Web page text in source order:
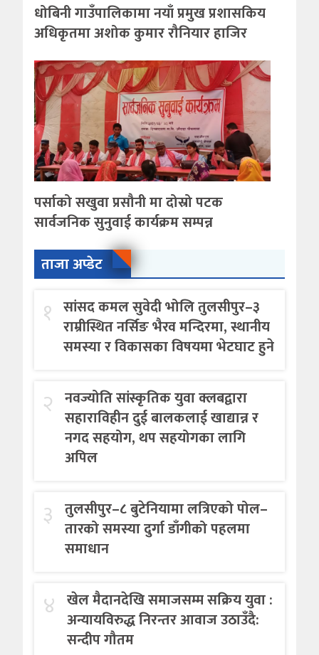
धोबिनी गाउँपालिकामा नयाँ प्रमुख प्रशासकिय
अधिकृतमा अशोक कुमार रौनियार हाजिर
पर्साको सखुवा प्रसौनी मा दोस्रो पटक
सार्वजनिक सुनुवाई कार्यक्रम सम्पन्न
ताजा अप्डेट
१ सांसद कमल सुवेदी भोलि तुलसीपुर–३
राम्रीस्थित नर्सिङ भैरव मन्दिरमा, स्थानीय
समस्या र विकासका विषयमा भेटघाट हुने
२ नवज्योति सांस्कृतिक युवा क्लबद्वारा
सहाराविहीन दुई बालकलाई खाद्यान्न र
नगद सहयोग, थप सहयोगका लागि
अपिल
३ तुलसीपुर–८ बुटेनियामा लत्रिएको पोल–
तारको समस्या दुर्गा डाँगीको पहलमा
समाधान
४ खेल मैदानदेखि समाजसम्म सक्रिय युवा :
अन्यायविरुद्ध निरन्तर आवाज उठाउँदै:
सन्दीप गौतम